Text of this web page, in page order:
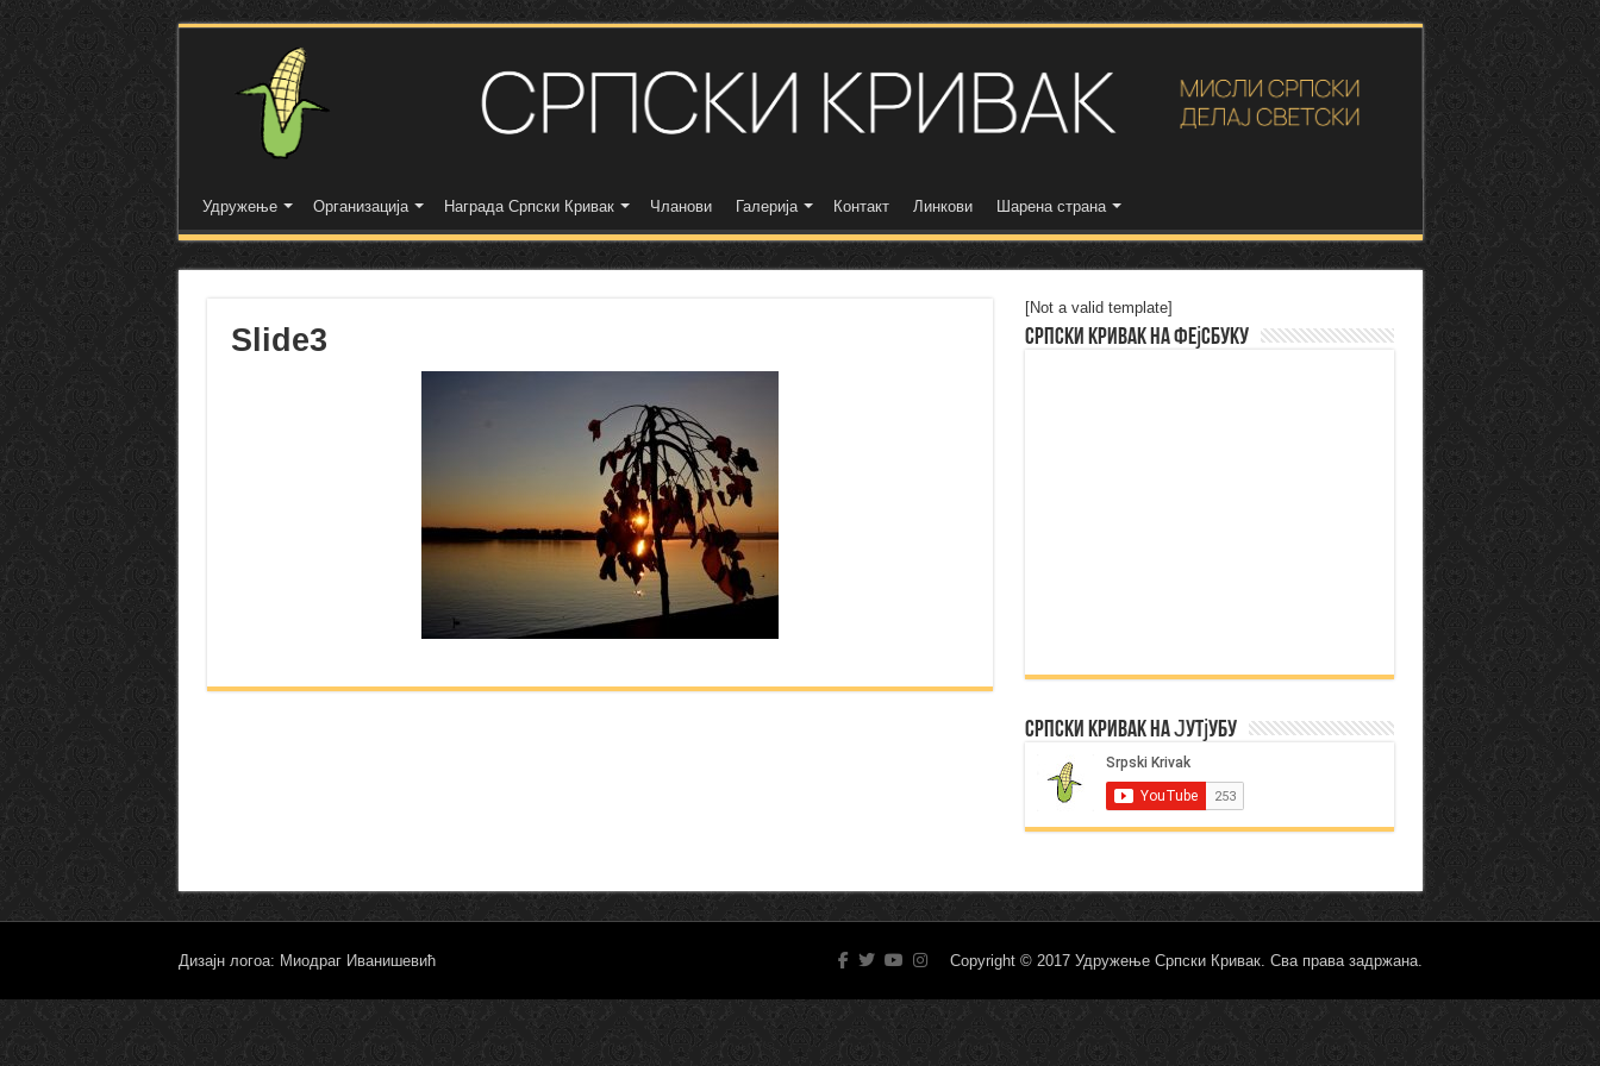
Удружење Организација Награда Српски Кривак Чланови Галерија Контакт Линкови Шарена страна
Slide3
[Not a valid template]
Српски Кривак на Фејсбуку
Српски Кривак на Јутјубу
Copyright © 2017 Удружење Српски Кривак. Сва права задржана.
Дизајн логоа: Миодраг Иванишевић